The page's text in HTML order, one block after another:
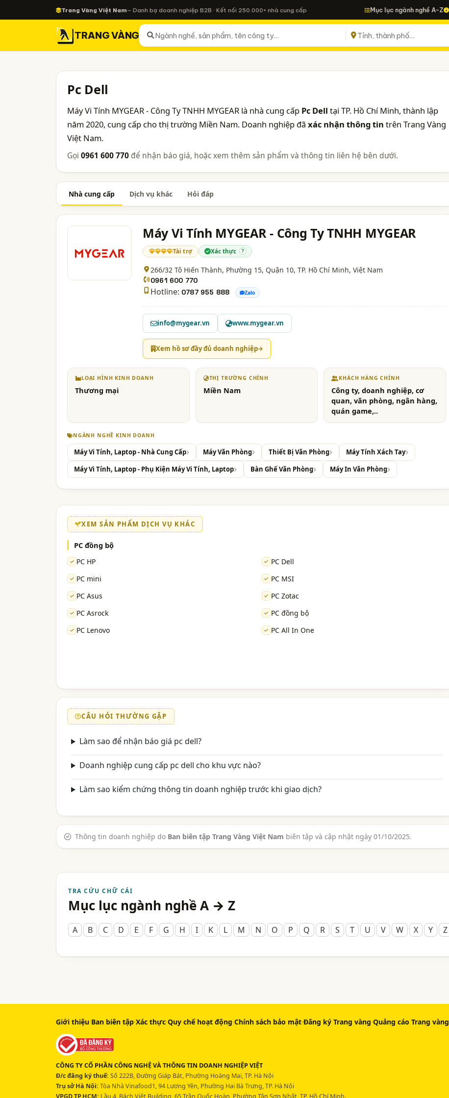
Trang Vàng Việt Nam— Danh bạ doanh nghiệp B2B · Kết nối 250.000+ nhà cung cấp Mục lục ngành nghề A-Z
TRANG VÀNG
Pc Dell
Máy Vi Tính MYGEAR - Công Ty TNHH MYGEAR là nhà cung cấp Pc Dell tại TP. Hồ Chí Minh, thành lập
năm 2020, cung cấp cho thị trường Miền Nam. Doanh nghiệp đã xác nhận thông tin trên Trang Vàng
Việt Nam.
Gọi 0961 600 770 để nhận báo giá, hoặc xem thêm sản phẩm và thông tin liên hệ bên dưới.
Nhà cung cấp Dịch vụ khác Hỏi đáp
Máy Vi Tính MYGEAR - Công Ty TNHH MYGEAR
Tài trợ Xác thực ?
266/32 Tô Hiến Thành, Phường 15, Quận 10, TP. Hồ Chí Minh, Việt Nam
0961 600 770
Hotline: 0787 955 888 Zalo
info@mygear.vn www.mygear.vn
Xem hồ sơ đầy đủ doanh nghiệp
LOẠI HÌNH KINH DOANH
Thương mại
THỊ TRƯỜNG CHÍNH
Miền Nam
KHÁCH HÀNG CHÍNH
Công ty, doanh nghiệp, cơ
quan, văn phòng, ngân hàng,
quán game,..
NGÀNH NGHỀ KINH DOANH
Máy Vi Tính, Laptop - Nhà Cung Cấp Máy Văn Phòng Thiết Bị Văn Phòng
Máy Tính Xách Tay
Máy Vi Tính, Laptop - Phụ Kiện Máy Vi Tính, Laptop
Bàn Ghế Văn Phòng Máy In Văn Phòng
XEM SẢN PHẨM DỊCH VỤ KHÁC
PC đồng bộ
PC HP
PC Dell
PC mini
PC MSI
PC Asus
PC Zotac
PC Asrock
PC đồng bộ
PC Lenovo
PC All In One
CÂU HỎI THƯỜNG GẶP
Làm sao để nhận báo giá pc dell?
Doanh nghiệp cung cấp pc dell cho khu vực nào?
Làm sao kiểm chứng thông tin doanh nghiệp trước khi giao dịch?
Thông tin doanh nghiệp do Ban biên tập Trang Vàng Việt Nam biên tập và cập nhật ngày 01/10/2025.
TRA CỨU CHỮ CÁI
Mục lục ngành nghề A → Z
A B C D E F G H I K L M N O P Q R S T U V W X Y Z
Giới thiệu·Ban biên tập·Xác thực·Quy chế hoạt động·Chính sách bảo mật·Đăng ký Trang vàng·Quảng cáo Trang vàng
CÔNG TY CỔ PHẦN CÔNG NGHỆ VÀ THÔNG TIN DOANH NGHIỆP VIỆT
Đ/c đăng ký thuế: Số 222B, Đường Giáp Bát, Phường Hoàng Mai, TP. Hà Nội
Trụ sở Hà Nội: Tòa Nhà Vinafood1, 94 Lương Yên, Phường Hai Bà Trưng, TP. Hà Nội